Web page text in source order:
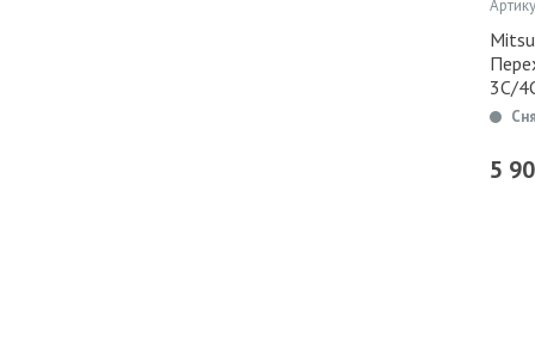
3C/
5